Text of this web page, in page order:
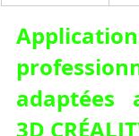
adaptées
3D